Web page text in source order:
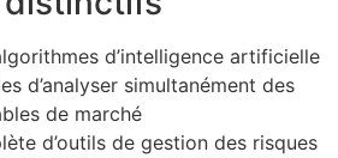
d’intelligence artificielle
d’analyser simultanément des
de marché
d’outils de gestion des risques